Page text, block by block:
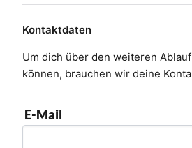
n
t
c
h
s
c
Kontaktdaten
Um dich über den weiteren
können, brauchen wir deine
E-Mail